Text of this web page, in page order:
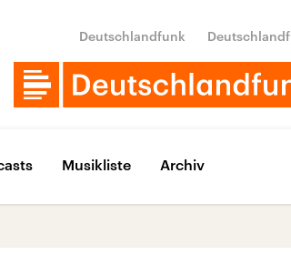
Deutschlandfunk
Musikliste Archiv